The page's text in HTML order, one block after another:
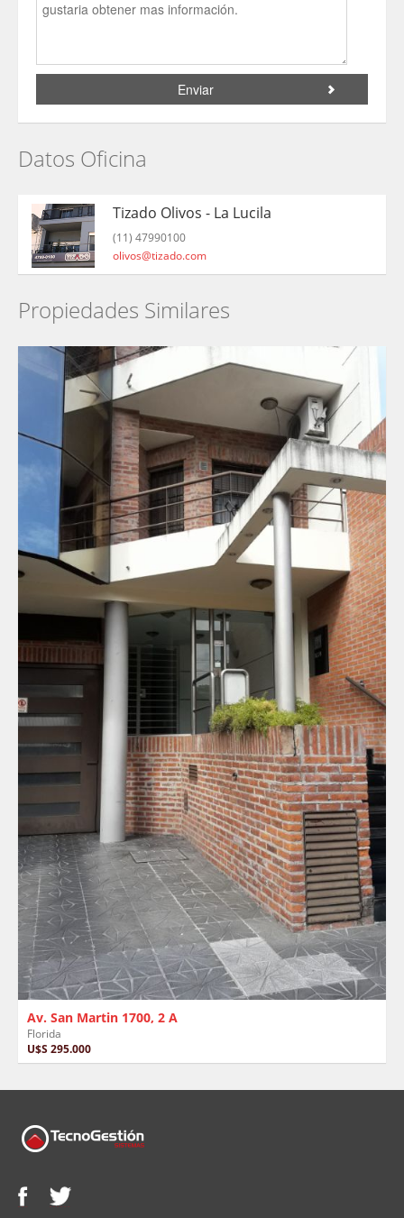
Datos Oficina
Tizado Olivos - La Lucila
(11) 47990100
olivos@tizado.com
Propiedades Similares
Av. San Martin 1700, 2 A
Florida
U$S 295.000